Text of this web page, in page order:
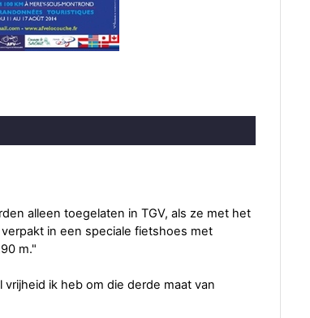
alleen toegelaten in TGV, als ze met het
in een speciale fietshoes met
m."
ik heb om die derde maat van